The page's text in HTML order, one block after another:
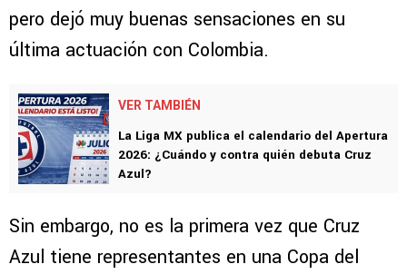
pero dejó muy buenas sensaciones en su
última actuación con Colombia.
VER TAMBIÉN
La Liga MX publica el calendario del Apertura
2026: ¿Cuándo y contra quién debuta Cruz
Azul?
Sin embargo, no es la primera vez que Cruz
Azul tiene representantes en una Copa del